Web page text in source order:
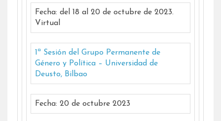
Fecha: del 18 al 20 de octubre de 2023.
Virtual
1ª Sesión del Grupo Permanente de
Género y Política – Universidad de
Deusto, Bilbao
Fecha: 20 de octubre 2023